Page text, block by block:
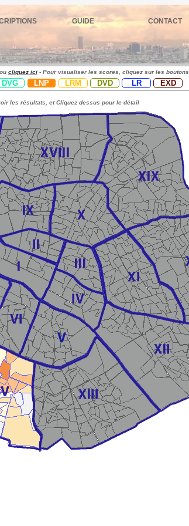
GUIDE CONTACT
cliquez ici- Pour visualiser les scores, cliquez sur les boutons
DVG LNP LRM DVD LR EXD
les résultats, et Cliquez dessus pour le détail